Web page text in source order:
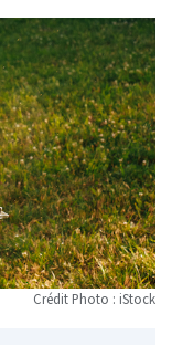
Crédit Photo : iStock